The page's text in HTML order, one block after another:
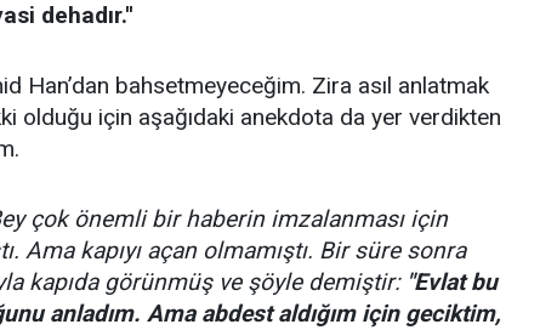
dehadır.''
Han’dan bahsetmeyeceğim. Zira asıl anlatmak
olduğu için aşağıdaki anekdota da yer verdikten
çok önemli bir haberin imzalanması için
Ama kapıyı açan olmamıştı. Bir süre sonra
kapıda görünmüş ve şöyle demiştir: "Evlat bu
anladım. Ama abdest aldığım için geciktim,